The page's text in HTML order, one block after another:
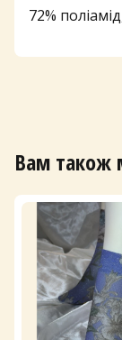
72%
Вам також